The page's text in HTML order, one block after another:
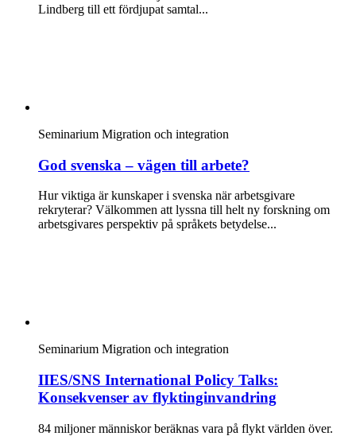
Lindberg till ett fördjupat samtal...
Seminarium Migration och integration
God svenska – vägen till arbete?
Hur viktiga är kunskaper i svenska när arbetsgivare
rekryterar? Välkommen att lyssna till helt ny forskning om
arbetsgivares perspektiv på språkets betydelse...
Seminarium Migration och integration
IIES/SNS International Policy Talks:
Konsekvenser av flyktinginvandring
84 miljoner människor beräknas vara på flykt världen över.